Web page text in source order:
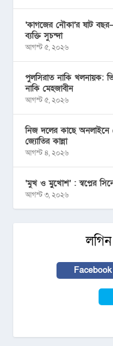
‘কাগজের নৌকা’র ষাট
ব্যক্তি সুচন্দা
আগস্ট ৫, ২০২৬
পুলসিরাত নাকি খলনায়ক:
নাকি মেহজাবীন
আগস্ট ৫, ২০২৬
নিজ দলের কাছে অনলাইনে
জ্যোতির কান্না
আগস্ট ৪, ২০২৬
‘মুখ ও মু্খোশ’ : স্বপ্নের
আগস্ট ৩, ২০২৬
Facebook